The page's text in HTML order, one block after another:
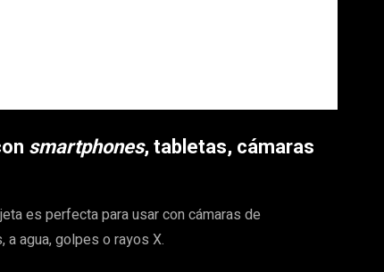
smartphones, tabletas, cámaras
es perfecta para usar con cámaras de
a agua, golpes o rayos X.